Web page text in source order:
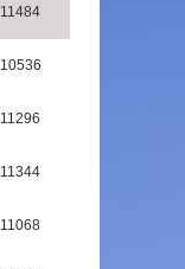
11484
10536
11296
11344
11068